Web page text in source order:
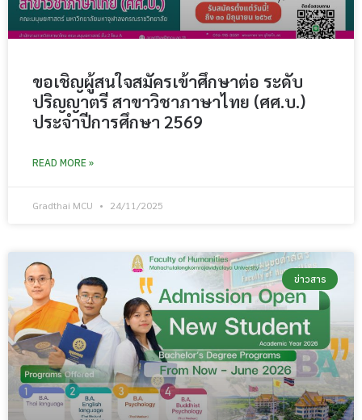
ขอเชิญผู้สนใจสมัครเข้าศึกษาต่อ ระดับ
ปริญญาตรี สาขาวิชาภาษาไทย (ศศ.บ.)
ประจำปีการศึกษา 2569
READ MORE »
Gradthai MCU 24/11/2025
ข่าวสาร